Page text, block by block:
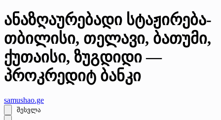
ანაზღაურებადი სტაჟირება-
თბილისი, თელავი, ბათუმი,
ქუთაისი, ზუგდიდი —
პროკრედიტ ბანკი
samushao.ge
შესვლა